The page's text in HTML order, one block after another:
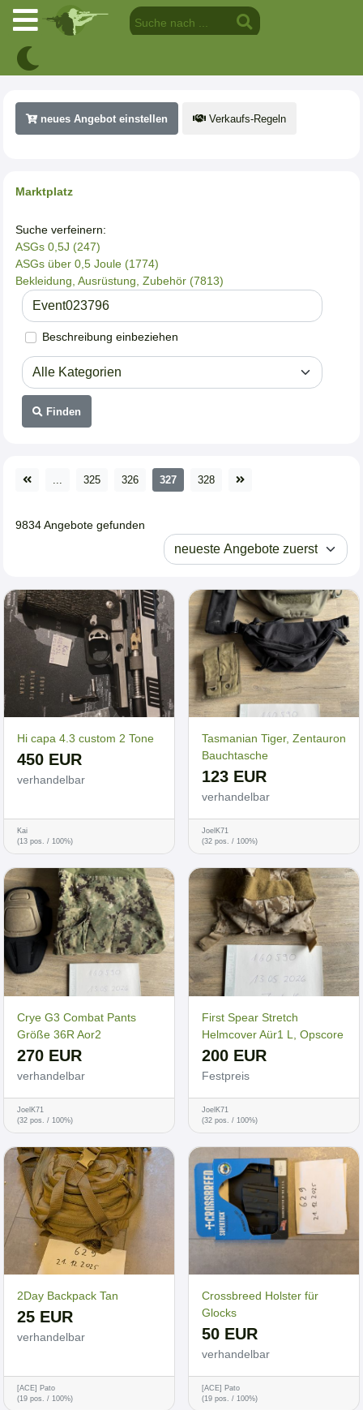
neues Angebot einstellen Verkaufs-Regeln
Marktplatz
Suche verfeinern:
ASGs 0,5J (247)
ASGs über 0,5 Joule (1774)
Bekleidung, Ausrüstung, Zubehör (7813)
Beschreibung einbeziehen
Finden
325 326 327 328
9834 Angebote gefunden
Hi capa 4.3 custom 2 Tone
450 EUR
verhandelbar
Kai
(13 pos. / 100%)
Tasmanian Tiger, Zentauron
Bauchtasche
123 EUR
verhandelbar
JoelK71
(32 pos. / 100%)
Crye G3 Combat Pants
Größe 36R Aor2
270 EUR
verhandelbar
JoelK71
(32 pos. / 100%)
First Spear Stretch
Helmcover Aür1 L, Opscore
200 EUR
Festpreis
JoelK71
(32 pos. / 100%)
2Day Backpack Tan
25 EUR
verhandelbar
[ACE] Pato
(19 pos. / 100%)
Crossbreed Holster für
Glocks
50 EUR
verhandelbar
[ACE] Pato
(19 pos. / 100%)